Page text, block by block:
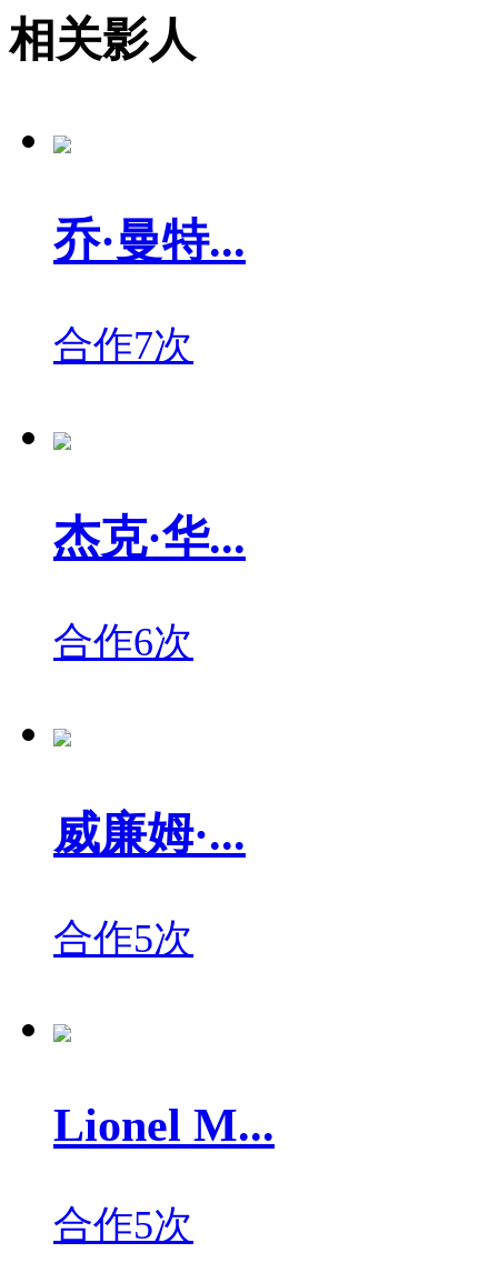
相关影人
乔·曼特...
合作7次
杰克·华...
合作6次
威廉姆·...
合作5次
Lionel M...
合作5次